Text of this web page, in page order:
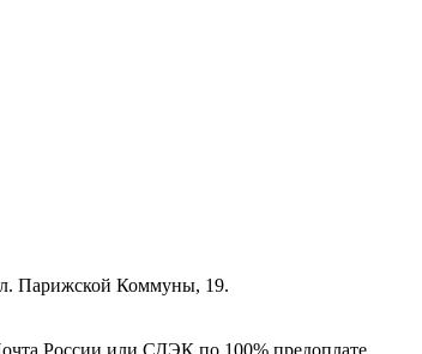
Парижской Коммуны, 19.
России или СДЭК по 100% предоплате.